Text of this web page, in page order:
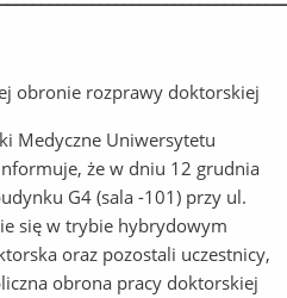
obronie rozprawy doktorskiej
Medyczne Uniwersytetu
że w dniu 12 grudnia
G4 (sala -101) przy ul.
się w trybie hybrydowym
oraz pozostali uczestnicy,
obrona pracy doktorskiej